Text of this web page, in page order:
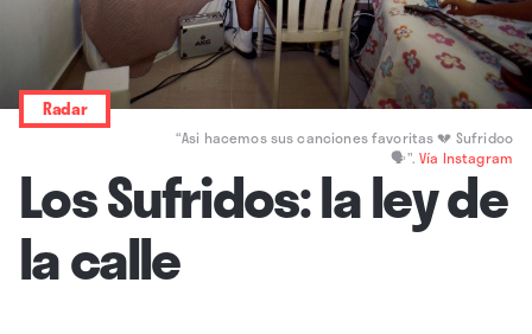
“Asi hacemos sus canciones favoritas 💔 Sufridoo
🗣”.Vía Instagram
Radar
Los Sufridos: la ley de
la calle